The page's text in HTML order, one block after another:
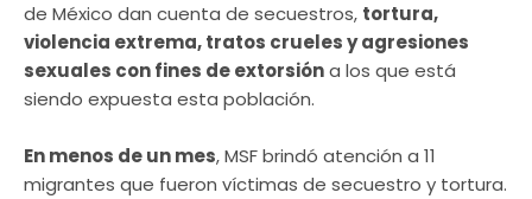
de México dan cuenta de secuestros, tortura,
violencia extrema, tratos crueles y agresiones
sexuales con fines de extorsióna los que está
siendo expuesta esta población.
En menos de un mes, MSF brindó atención a 11
migrantes que fueron víctimas de secuestro y tortura.